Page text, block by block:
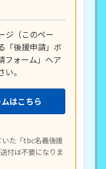
ジ（このペー
「後援申請」ボ
フォーム」へア
。
はこちら
いた「tbc名義後援
付は不要になりま